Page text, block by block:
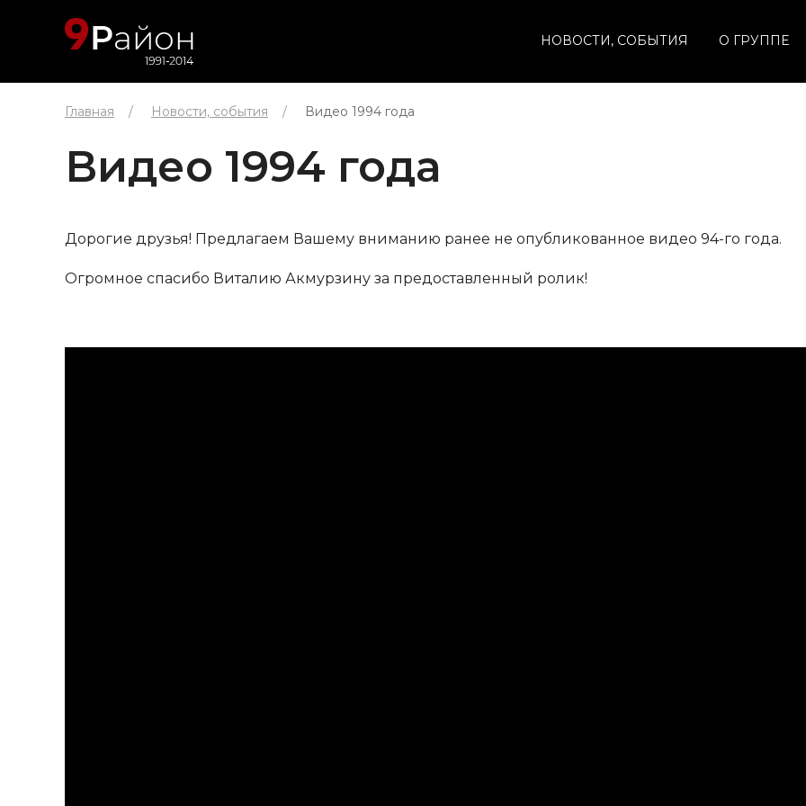
НОВОСТИ, СОБЫТИЯ О ГРУППЕ
Главная Новости, события Видео 1994 года
Видео 1994 года
Дорогие друзья! Предлагаем Вашему вниманию ранее не опубликованное видео 94-го года.
Огромное спасибо Виталию Акмурзину за предоставленный ролик!